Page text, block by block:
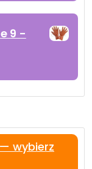
9 -
wybierz